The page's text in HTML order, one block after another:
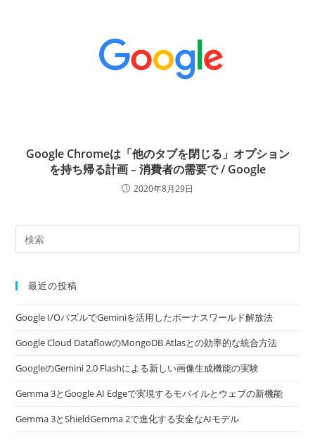
Google Chromeは「他のタブを閉じる」オプション
を持ち帰る計画 – 消費者の需要で / Google
2020年8月29日
最近の投稿
Google I/OパズルでGeminiを活用したボーナスワールド解放法
Google Cloud DataflowのMongoDB Atlasとの効率的な統合方法
GoogleのGemini 2.0 Flashによる新しい画像生成機能の実験
Gemma 3とGoogle AI Edgeで実現するモバイルとウェブの新機能
Gemma 3とShieldGemma 2で進化する安全なAIモデル